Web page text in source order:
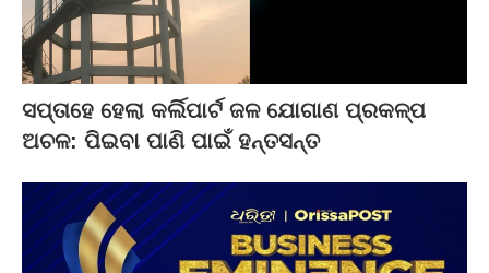
ସପ୍ତାହେ ହେଲା କର୍ଲିପାର୍ଟ ଜଳ ଯୋଗାଣ ପ୍ରକଳ୍ପ
ଅଚଳ: ପିଇବା ପାଣି ପାଇଁ ହନ୍ତସନ୍ତ